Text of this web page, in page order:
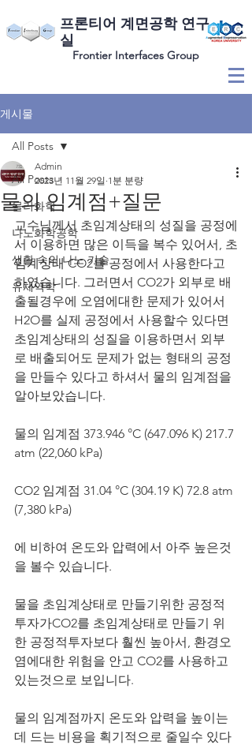
​프론티어 계면공학 연구
실
Frontier Interfaces Group
게시물
All Posts
물리화학
나노화학공학
생활 속의 나노 기술
유체역학
All Posts
물의 임계점+질문
Admin
2023년 11월 29일 1분 분량
교수님께서 초임계상태의 성질을 공정에
서 이용하면 많은 이득을 복수 있어서, 초
임계상태 CO2를 공정에서 사용한다고
하였습니다. 그러면서 CO2가 외부로 배
출될경우에 오염에대한 문제가 있어서
H2O를 실제 공정에서 사용할수 있다면
초임계상태의 성질을 이용하면서 외부
로 배출되어도 문제가 없는 형태의 공정
을 만들수 있다고 하셔서 물의 임계점을
알아보았습니다.
물의 임계점 373.946 °C (647.096 K) ﻿217.7
atm (22,060 kPa)
CO2 임계점 31.04 °C (304.19 K) ﻿72.8 atm
(7,380 kPa)
에 비하여 온도와 압력에서 아주 높은것
을 볼수 있습니다.
물을 초임계상태로 만들기위한 공정적
투자가CO2를 초임계상태로 만들기 위
한 공정적투자보다 훨씬 높아서, 환경오
염에대한 위험을 안고 CO2를 사용하고
있는것으로 보입니다.
물의 임계점까지 온도와 압력을 높이는
데 드는 비용을 획기적으로 줄일수 있다